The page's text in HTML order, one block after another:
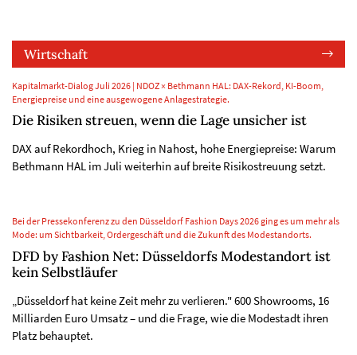
Wirtschaft
Kapitalmarkt-Dialog Juli 2026 | NDOZ × Bethmann HAL: DAX-Rekord, KI-Boom,
Energiepreise und eine ausgewogene Anlagestrategie.
Die Risiken streuen, wenn die Lage unsicher ist
DAX auf Rekordhoch, Krieg in Nahost, hohe Energiepreise: Warum
Bethmann HAL im Juli weiterhin auf breite Risikostreuung setzt.
Bei der Pressekonferenz zu den Düsseldorf Fashion Days 2026 ging es um mehr als
Mode: um Sichtbarkeit, Ordergeschäft und die Zukunft des Modestandorts.
DFD by Fashion Net: Düsseldorfs Modestandort ist
kein Selbstläufer
„Düsseldorf hat keine Zeit mehr zu verlieren." 600 Showrooms, 16
Milliarden Euro Umsatz – und die Frage, wie die Modestadt ihren
Platz behauptet.